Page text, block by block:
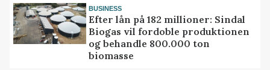
BUSINESS
Efter lån på 182 millioner: Sindal
Biogas vil fordoble produktionen
og behandle 800.000 ton
biomasse